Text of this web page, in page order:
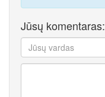
Jūsų komentaras: